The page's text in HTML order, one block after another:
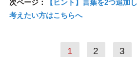
次ページ：
【ヒント】言葉を2つ追加
考えたい方はこちらへ
1 2 3